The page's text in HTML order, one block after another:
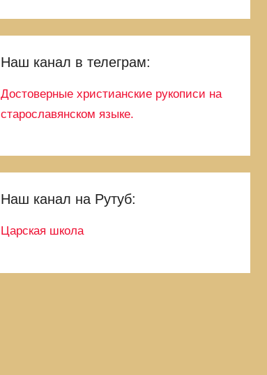
Наш канал в телеграм:
Достоверные христианские рукописи на
старославянском языке.
Наш канал на Рутуб:
Царская школа